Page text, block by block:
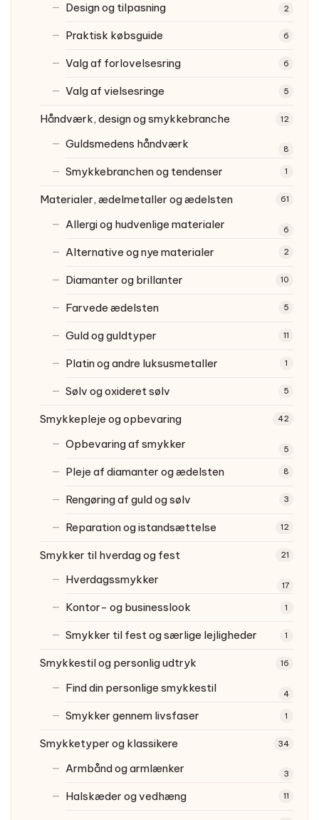
Design og tilpasning 2
Praktisk købsguide 6
Valg af forlovelsesring 6
Valg af vielsesringe 5
Håndværk, design og smykkebranche 12
Guldsmedens håndværk 8
Smykkebranchen og tendenser 1
Materialer, ædelmetaller og ædelsten 61
Allergi og hudvenlige materialer 6
Alternative og nye materialer 2
Diamanter og brillanter 10
Farvede ædelsten 5
Guld og guldtyper 11
Platin og andre luksusmetaller 1
Sølv og oxideret sølv 5
Smykkepleje og opbevaring 42
Opbevaring af smykker 5
Pleje af diamanter og ædelsten 8
Rengøring af guld og sølv 3
Reparation og istandsættelse 12
Smykker til hverdag og fest 21
Hverdagssmykker 17
Kontor- og businesslook 1
Smykker til fest og særlige lejligheder 1
Smykkestil og personlig udtryk 16
Find din personlige smykkestil 4
Smykker gennem livsfaser 1
Smykketyper og klassikere 34
Armbånd og armlænker 3
Halskæder og vedhæng 11